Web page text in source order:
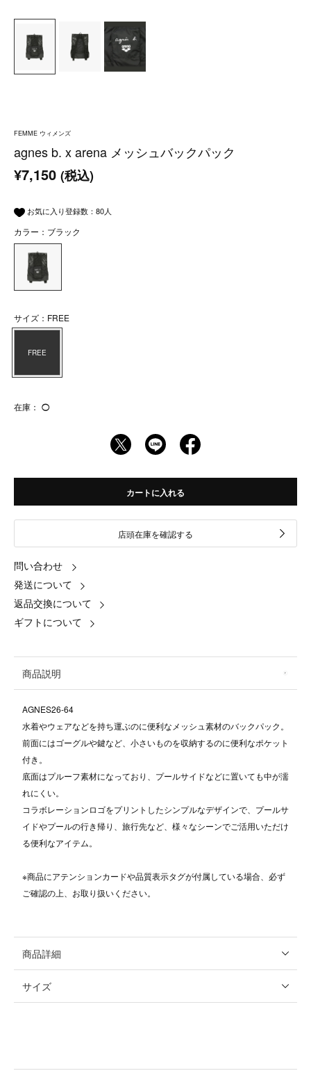
FEMME ウィメンズ
agnes b. x arena メッシュバックパック
¥7,150 (税込)
お気に入り登録数： 80人
カラー：ブラック
サイズ：FREE
FREE
在庫： ◯
カートに入れる
店頭在庫を確認する
問い合わせ
発送について
返品交換について
ギフトについて
商品説明
AGNES26-64
水着やウェアなどを持ち運ぶのに便利なメッシュ素材のバックパック。
前面にはゴーグルや鍵など、小さいものを収納するのに便利なポケット
付き。
底面はプルーフ素材になっており、プールサイドなどに置いても中が濡
れにくい。
コラボレーションロゴをプリントしたシンプルなデザインで、プールサ
イドやプールの行き帰り、旅行先など、様々なシーンでご活用いただけ
る便利なアイテム。
※商品にアテンションカードや品質表示タグが付属している場合、必ず
ご確認の上、お取り扱いください。
商品詳細
サイズ